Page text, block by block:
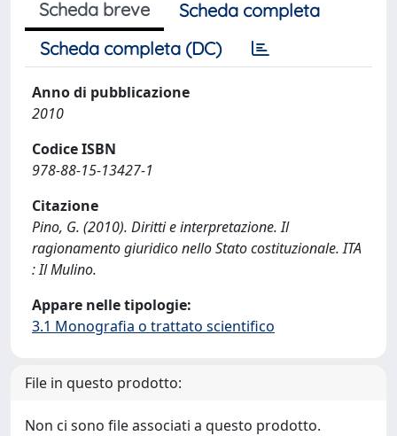
Scheda breve
Scheda completa
Scheda completa (DC)
Anno di pubblicazione
2010
Codice ISBN
978-88-15-13427-1
Citazione
Pino, G. (2010). Diritti e interpretazione. Il
ragionamento giuridico nello Stato costituzionale. ITA
: Il Mulino.
Appare nelle tipologie:
3.1 Monografia o trattato scientifico
File in questo prodotto:
Non ci sono file associati a questo prodotto.